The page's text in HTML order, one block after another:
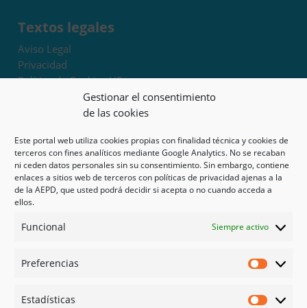
Gestionar el consentimiento
de las cookies
Este portal web utiliza cookies propias con finalidad técnica y cookies de
terceros con fines analíticos mediante Google Analytics. No se recaban
ni ceden datos personales sin su consentimiento. Sin embargo, contiene
enlaces a sitios web de terceros con políticas de privacidad ajenas a la
de la AEPD, que usted podrá decidir si acepta o no cuando acceda a
ellos.
Funcional Siempre activo
Preferencias
Estadísticas
Textos legales
Aviso Legal
Privacidad
Política de Cookies UE
Términos y condiciones
Exoneración de responsabilidad
Mapa del sitio
Mi cuenta
Tienda
Psicología en Murcia
Guías
Redes sociales
Instagram